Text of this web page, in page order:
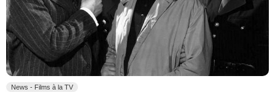
News - Films à la TV